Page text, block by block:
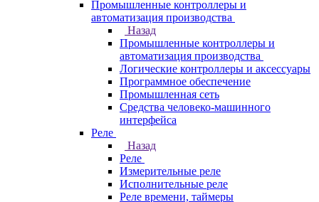
Промышленные контроллеры и
автоматизация производства
Назад
Промышленные контроллеры и
автоматизация производства
Логические контроллеры и аксессуары
Программное обеспечение
Промышленная сеть
Средства человеко-машинного
интерфейса
Реле
Назад
Реле
Измерительные реле
Исполнительные реле
Реле времени, таймеры